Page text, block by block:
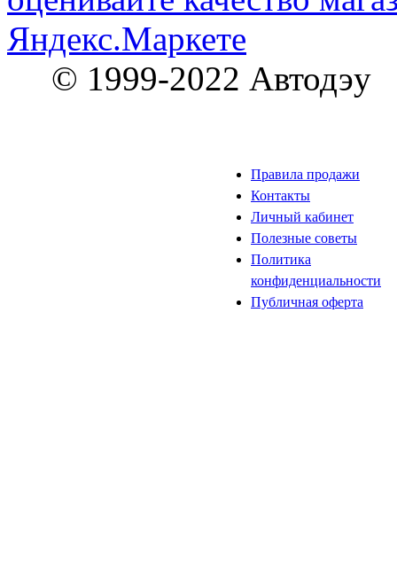
Правила продажи
Контакты
Личный кабинет
Полезные советы
Политика
конфиденциальности
Публичная оферта
© 1999-2022 Автодэу